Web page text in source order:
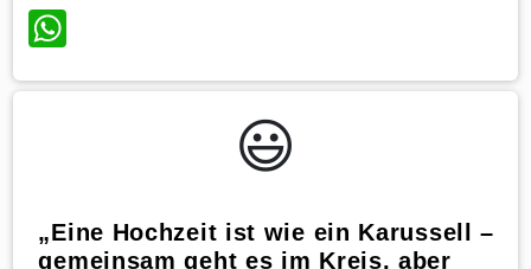
WhatsApp
😃️
„Eine Hochzeit ist wie ein Karussell –
gemeinsam geht es im Kreis, aber